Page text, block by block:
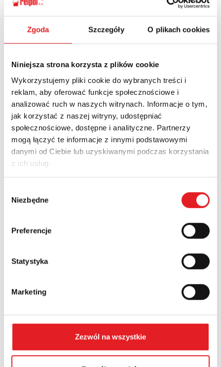
Zgoda Szczegóły O plikach cookies
Niniejsza strona korzysta z plików cookie
Wykorzystujemy pliki cookie do wybranych treści i
reklam, aby oferować funkcje społecznościowe i
analizować ruch w naszych witrynach. Informacje o tym,
jak korzystać z naszej witryny, udostępniać
społecznościowe, dostępne i analityczne. Partnerzy
mogą łączyć te informacje z innymi podstawowymi
danymi od Ciebie lub uzyskiwanymi podczas korzystania
z ich usług.
zgody
Niezbędne
Preferencje
Statystyka
Marketing
Zezwól na wszystkie
POWRÓT
Zapytaj o szczegóły oferty
Imię i nazwisko: *
Adres e-mail: *
Numer telefonu: